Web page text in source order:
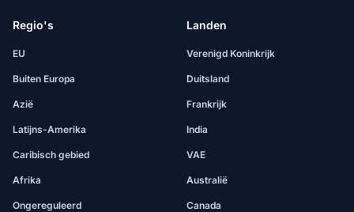
Regio's
EU
Buiten Europa
Azië
Latijns-Amerika
Caribisch gebied
Afrika
Ongereguleerd
Landen
Verenigd Koninkrijk
Duitsland
Frankrijk
India
VAE
Australië
Canada